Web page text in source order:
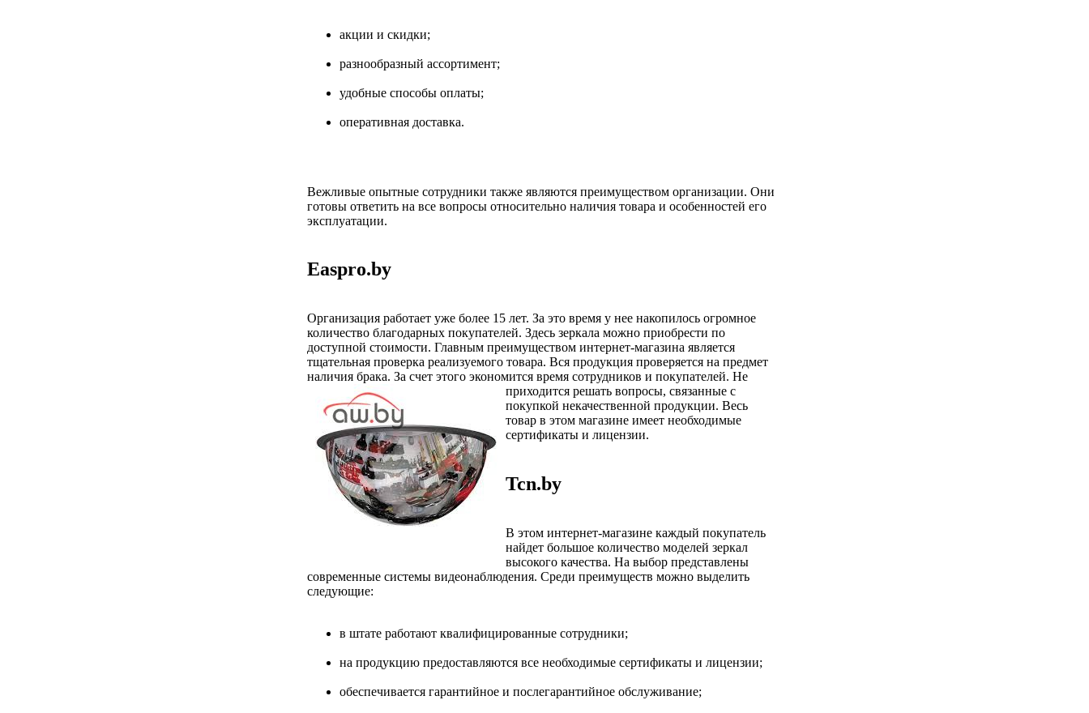
акции и скидки;
разнообразный ассортимент;
удобные способы оплаты;
оперативная доставка.
Вежливые опытные сотрудники также являются преимуществом организации. Они
готовы ответить на все вопросы относительно наличия товара и особенностей его
эксплуатации.
Easpro.by
Организация работает уже более 15 лет. За это время у нее накопилось огромное
количество благодарных покупателей. Здесь зеркала можно приобрести по
доступной стоимости. Главным преимуществом интернет-магазина является
тщательная проверка реализуемого товара. Вся продукция проверяется на предмет
наличия брака. За счет этого экономится время сотрудников и покупателей. Не
приходится решать вопросы, связанные с
покупкой некачественной продукции. Весь
товар в этом магазине имеет необходимые
сертификаты и лицензии.
Tcn.by
В этом интернет-магазине каждый покупатель
найдет большое количество моделей зеркал
высокого качества. На выбор представлены
современные системы видеонаблюдения. Среди преимуществ можно выделить
следующие:
в штате работают квалифицированные сотрудники;
на продукцию предоставляются все необходимые сертификаты и лицензии;
обеспечивается гарантийное и послегарантийное обслуживание;